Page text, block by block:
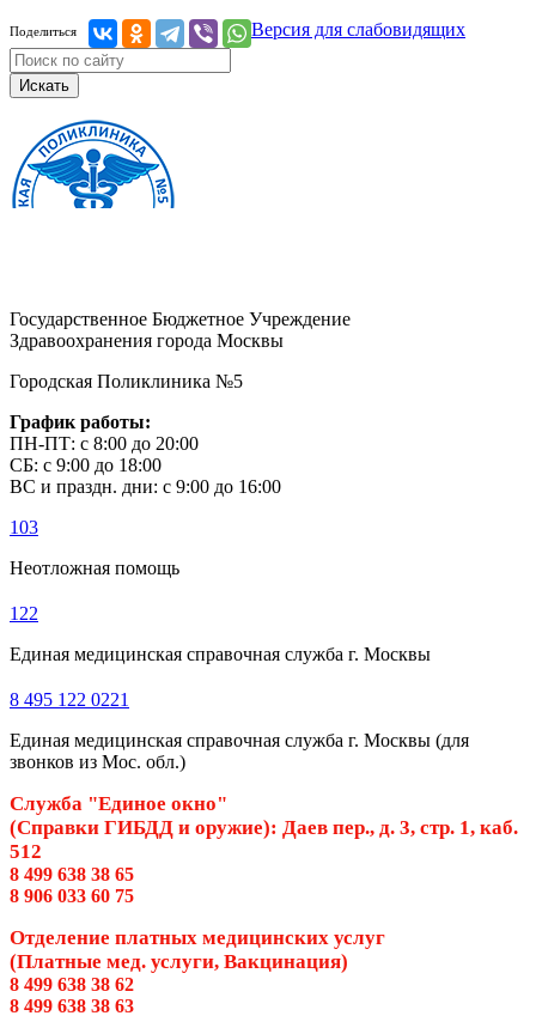
Поделиться Версия для слабовидящих
Искать
Государственное Бюджетное Учреждение
Здравоохранения города Москвы
Городская Поликлиника №5
График работы:
ПН-ПТ: с 8:00 до 20:00
СБ: с 9:00 до 18:00
ВС и праздн. дни: с 9:00 до 16:00
103
Неотложная помощь
122
Единая медицинская справочная служба г. Москвы
8 495 122 0221
Единая медицинская справочная служба г. Москвы (для
звонков из Мос. обл.)
Служба "Единое окно"
(Справки ГИБДД и оружие): Даев пер., д. 3, стр. 1, каб.
512
8 499 638 38 65
8 906 033 60 75
Отделение платных медицинских услуг
(Платные мед. услуги, Вакцинация)
8 499 638 38 62
8 499 638 38 63